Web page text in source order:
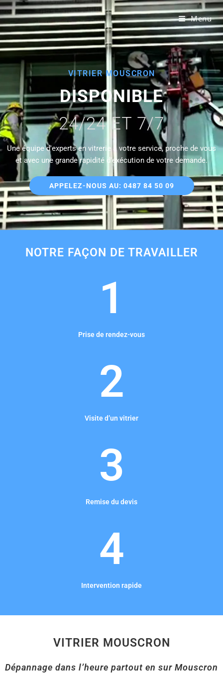
Menu
VITRIER MOUSCRON
DISPONIBLE
24/24 ET 7/7
Une équipe d'experts en vitrerie à votre service, proche de vous
et avec une grande rapidité d’exécution de votre demande.
APPELEZ-NOUS AU: 0487 84 50 09
NOTRE FAÇON DE TRAVAILLER
1
Prise de rendez-vous
2
Visite d’un vitrier
3
Remise du devis
4
Intervention rapide
VITRIER MOUSCRON
Dépannage dans l’heure partout en sur Mouscron